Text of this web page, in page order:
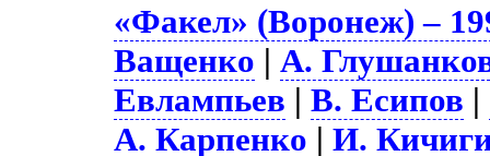
«Факел» (Воронеж) –
Ващенко |А.
Евлампьев |В. Есипов |
А. Карпенко |И.